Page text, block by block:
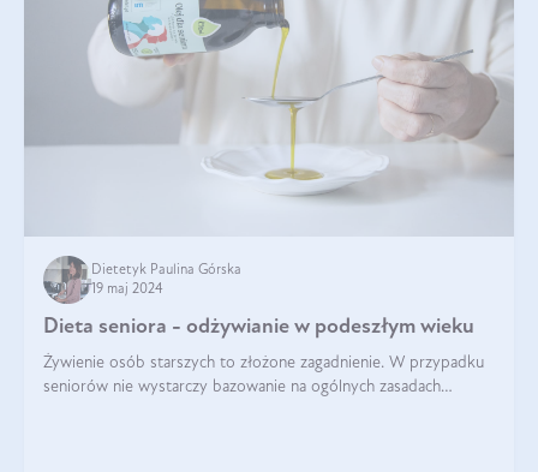
Dietetyk Paulina Górska
19 maj 2024
Dieta seniora - odżywianie w podeszłym wieku
Żywienie osób starszych to złożone zagadnienie. W przypadku
seniorów nie wystarczy bazowanie na ogólnych zasadach